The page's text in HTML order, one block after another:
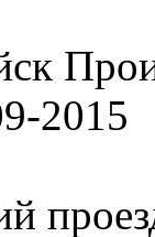
2015